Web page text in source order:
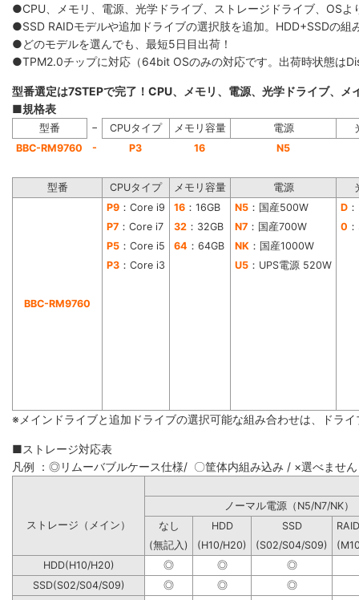
●CPU、メモリ、電源、光学ドライブ、ストレージドライブ、OS
●SSD RAIDモデルや追加ドライブの選択肢を追加。HDD+SSDの
●どのモデルを選んでも、最短5日目出荷！
●TPM2.0チップに対応（64bit OSのみの対応です。出荷時状態は
型番選定は7STEPで完了！CPU、メモリ、電源、光学ドライブ、
■規格表
型番 − CPUタイプ メモリ容量 電源
BBC-RM9760
- P3 16 N5
型番 CPUタイプ メモリ容量 電源
BBC-RM9760
P9 ：Core i9 16 ：16GB N5 ：国産500W D
P7 ：Core i7 32 ：32GB N7 ：国産700W 0
P5 ：Core i5 64 ：64GB NK ：国産1000W
P3 ：Core i3 U5 ：UPS電源 520W
※メインドライブと追加ドライブの選択可能な組み合わせは、ドラ
■ストレージ対応表
凡例 ：◎リムーバブルケース仕様/ 〇筐体内組み込み / ×選べません
ノーマル電源（N5/
ストレージ（メイン）
なし HDD SSD
(無記入)
(H10/H20) (S02/S04/S09)
HDD(H10/H20)
◎ ◎
◎
SSD(S02/S04/S09)
◎ ◎
◎